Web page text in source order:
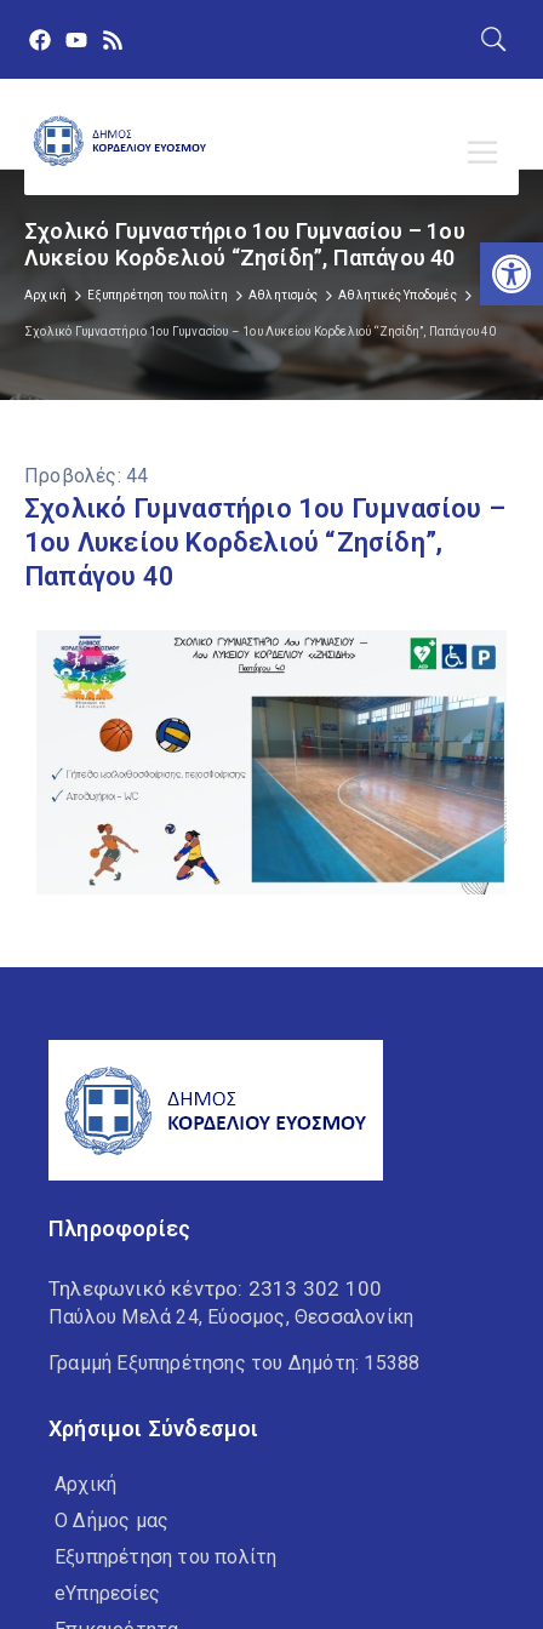
Σχολικό Γυμναστήριο 1ου Γυμνασίου – 1ου
Λυκείου Κορδελιού “Ζησίδη”, Παπάγου 40
Αρχική Εξυπηρέτηση του πολίτη Αθλητισμός Αθλητικές Υποδομές
Σχολικό Γυμναστήριο 1ου Γυμνασίου – 1ου Λυκείου Κορδελιού “Ζησίδη”, Παπάγου 40
Προβολές: 44
Σχολικό Γυμναστήριο 1ου Γυμνασίου –
1ου Λυκείου Κορδελιού “Ζησίδη”,
Παπάγου 40
Πληροφορίες
Τηλεφωνικό κέντρο: 2313 302 100
Παύλου Μελά 24, Εύοσμος, Θεσσαλονίκη
Γραμμή Εξυπηρέτησης του Δημότη: 15388
Χρήσιμοι Σύνδεσμοι
Αρχική
Ο Δήμος μας
Εξυπηρέτηση του πολίτη
eΥπηρεσίες